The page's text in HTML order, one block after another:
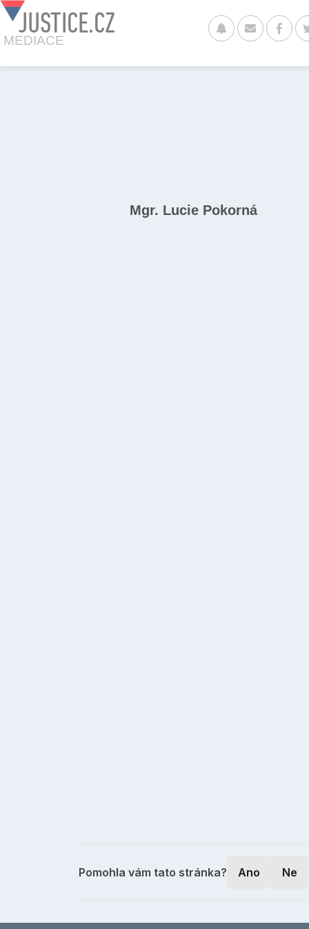
JUSTICE.CZ
MEDIACE
Mgr. Lucie Pokorná
Pomohla vám tato stránka? Ano Ne